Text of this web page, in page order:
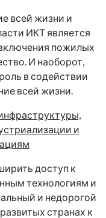
всей жизни и
ИКТ является
пожилых
И наоборот,
в содействии
всей жизни.
и
доступ к
технологиям и
и недорогой
странах к